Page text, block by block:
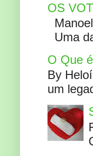
OS
Uma
O Que
By
um